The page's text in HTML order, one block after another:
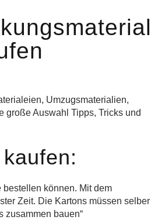
Umzugsmaterialien,
große Auswahl Tipps, Tricks und
können. Mit dem
Zeit. Die Kartons müssen selber
zusammen bauen“